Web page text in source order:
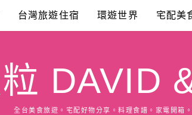
台灣旅遊住宿 環遊世界 宅配美
DAVID
全台美食旅遊。宅配好物分享。料理食譜。家電開箱。